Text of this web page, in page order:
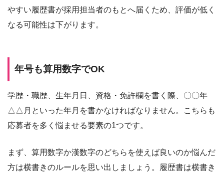
やすい履歴書が採用担当者のもとへ届くため、評価が低く
なる可能性は下がります。
年号も算用数字でOK
学歴・職歴、生年月日、資格・免許欄を書く際、〇〇年
△△月といった年月を書かなければなりません。こちらも
応募者を多く悩ませる要素の1つです。
まず、算用数字か漢数字のどちらを使えば良いのか悩んだ
方は横書きのルールを思い出しましょう。履歴書は横書き